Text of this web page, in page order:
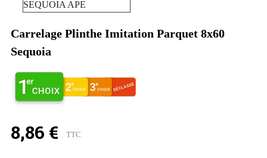
Carrelage Plinthe Imitation Parquet 8x60
Sequoia
8,86 € TTC